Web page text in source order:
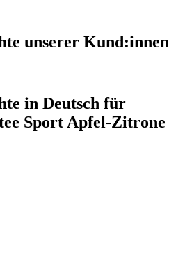
unserer Kund:innen
in Deutsch für
Sport Apfel-Zitrone